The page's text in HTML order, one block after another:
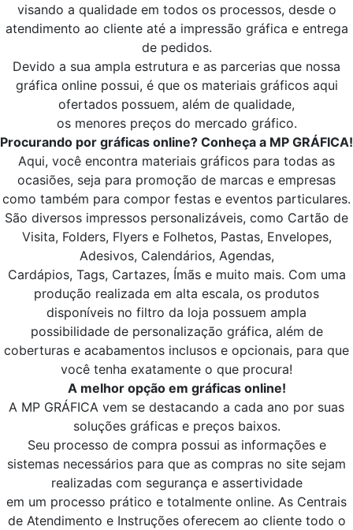
visando a qualidade em todos os processos, desde o
atendimento ao cliente até a impressão gráfica e entrega
de pedidos.
Devido a sua ampla estrutura e as parcerias que nossa
gráfica online possui, é que os materiais gráficos aqui
ofertados possuem, além de qualidade,
os menores preços do mercado gráfico.
Procurando por gráficas online? Conheça a MP GRÁFICA!
Aqui, você encontra materiais gráficos para todas as
ocasiões, seja para promoção de marcas e empresas
como também para compor festas e eventos particulares.
São diversos impressos personalizáveis, como Cartão de
Visita, Folders, Flyers e Folhetos, Pastas, Envelopes,
Adesivos, Calendários, Agendas,
Cardápios, Tags, Cartazes, Ímãs e muito mais. Com uma
produção realizada em alta escala, os produtos
disponíveis no filtro da loja possuem ampla
possibilidade de personalização gráfica, além de
coberturas e acabamentos inclusos e opcionais, para que
você tenha exatamente o que procura!
A melhor opção em gráficas online!
A MP GRÁFICA vem se destacando a cada ano por suas
soluções gráficas e preços baixos.
Seu processo de compra possui as informações e
sistemas necessários para que as compras no site sejam
realizadas com segurança e assertividade
em um processo prático e totalmente online. As Centrais
de Atendimento e Instruções oferecem ao cliente todo o